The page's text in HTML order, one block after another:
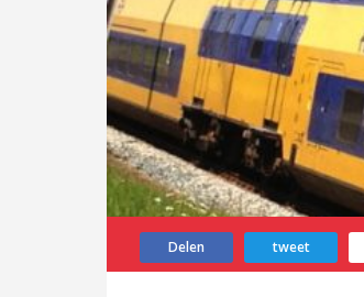
Delen tweet